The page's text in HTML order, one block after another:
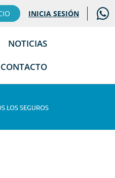
INICIA SESIÓN
NOTICIAS
CONTACTO
LOS SEGUROS